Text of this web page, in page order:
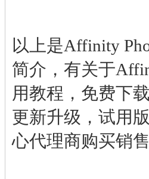
以上是Affinity
简介，有关于
用教程，免费下
更新升级，试用
心代理商购买销售